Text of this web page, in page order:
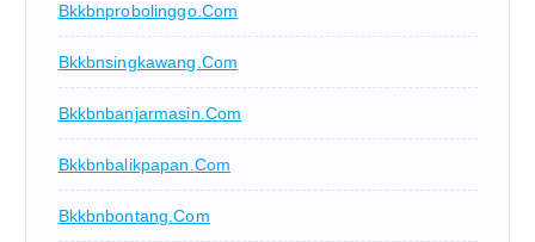
Bkkbnprobolinggo.com
Bkkbnsingkawang.com
Bkkbnbanjarmasin.com
Bkkbnbalikpapan.com
Bkkbnbontang.com